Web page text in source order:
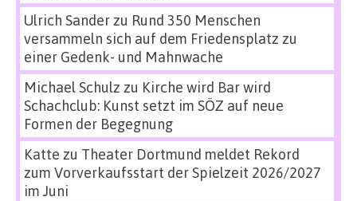
Ulrich Sanderzu Rund 350 Menschen
versammeln sich auf dem Friedensplatz zu
einer Gedenk- und Mahnwache
Michael Schulz zu Kirche wird Bar wird
Schachclub: Kunst setzt im SÖZ auf neue
Formen der Begegnung
Katte zu Theater Dortmund meldet Rekord
zum Vorverkaufsstart der Spielzeit 2026/2027
im Juni